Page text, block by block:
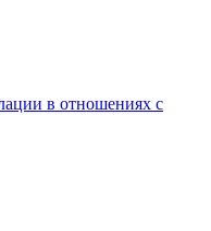
в отношениях с